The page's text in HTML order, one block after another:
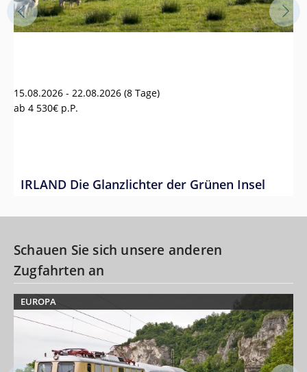
15.08.2026 - 22.08.2026 (8 Tage)
ab 4 530€ p.P.
IRLAND Die Glanzlichter der Grünen Insel
Schauen Sie sich unsere anderen
Zugfahrten an
EUROPA